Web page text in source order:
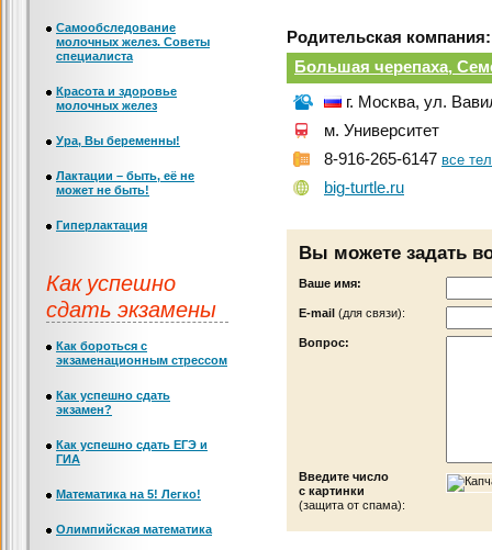
Родительская компания:
Большая черепаха,
г. Москва, ул.
м. Университет
8-916-265-6147 все
big-turtle.ru
Вы можете задать
Ваше имя:
Е-mail (для связи):
Вопрос:
Введите число
с картинки
(защита от спама):
Самообследование
молочных желез. Советы
специалиста
Красота и здоровье
молочных желез
Ура, Вы беременны!
Лактации – быть, её не
может не быть!
Гиперлактация
Как успешно
сдать экзамены
Как бороться с
экзаменационным стрессом
Как успешно сдать
экзамен?
Как успешно сдать ЕГЭ и
ГИА
Математика на 5! Легко!
Олимпийская математика